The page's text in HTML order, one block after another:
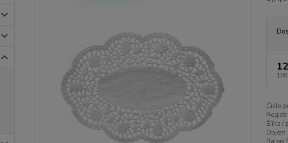
100
Číslo
Šířka /
Objem